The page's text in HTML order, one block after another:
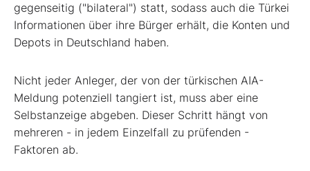
gegenseitig ("bilateral") statt, sodass auch die Türkei
Informationen über ihre Bürger erhält, die Konten und
Depots in Deutschland haben.
Nicht jeder Anleger, der von der türkischen AIA-
Meldung potenziell tangiert ist, muss aber eine
Selbstanzeige abgeben. Dieser Schritt hängt von
mehreren - in jedem Einzelfall zu prüfenden -
Faktoren ab.